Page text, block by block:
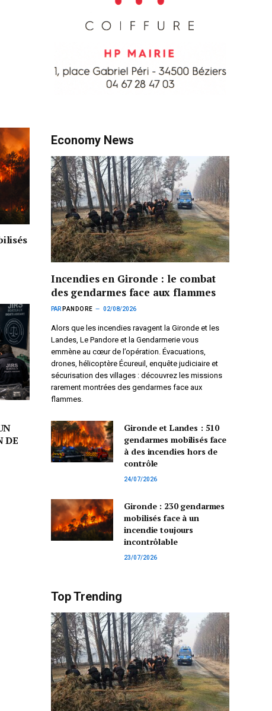
DE
Economy News
Incendies en Gironde : le combat
des gendarmes face aux flammes
PAR PANDORE 02/08/2026
Alors que les incendies ravagent la Gironde et les
Landes, Le Pandore et la Gendarmerie vous
emmène au cœur de l’opération. Évacuations,
drones, hélicoptère Écureuil, enquête judiciaire et
sécurisation des villages : découvrez les missions
rarement montrées des gendarmes face aux
flammes.
Gironde et Landes : 510
gendarmes mobilisés face
à des incendies hors de
contrôle
24/07/2026
Gironde : 230 gendarmes
mobilisés face à un
incendie toujours
incontrôlable
23/07/2026
Top Trending